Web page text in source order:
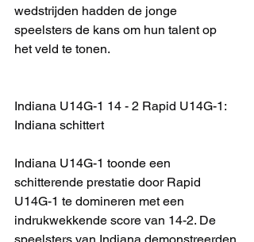
wedstrijden hadden de jonge
speelsters de kans om hun talent op
het veld te tonen.
Indiana U14G-1 14 - 2 Rapid U14G-1:
Indiana schittert
Indiana U14G-1 toonde een
schitterende prestatie door Rapid
U14G-1 te domineren met een
indrukwekkende score van 14-2. De